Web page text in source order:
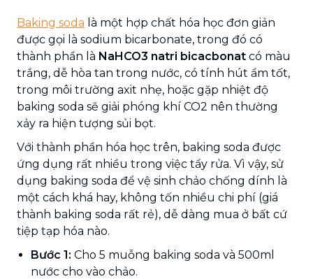
Baking soda là một hợp chất hóa học đơn giản
được gọi là sodium bicarbonate, trong đó có
thành phần là NaHCO3 natri bicacbonat có màu
trắng, dễ hòa tan trong nước, có tính hút ẩm tốt,
trong môi trường axit nhẹ, hoặc gặp nhiệt độ
baking soda sẽ giải phóng khí CO2 nên thường
xảy ra hiện tượng sủi bọt.
Với thành phần hóa học trên, baking soda được
ứng dụng rất nhiều trong việc tẩy rửa. Vì vậy, sử
dụng baking soda để vệ sinh chảo chống dính là
một cách khá hay, không tốn nhiều chi phí (giá
thành baking soda rất rẻ), dễ dàng mua ở bất cứ
tiệp tạp hóa nào.
Bước 1: Cho 5 muỗng baking soda và 500ml
nước cho vào chảo.